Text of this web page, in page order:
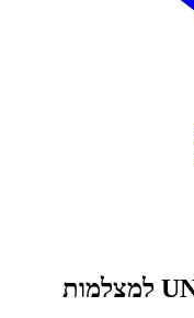
חיבור לזרוע UNI-MDPEM600 למצלמות